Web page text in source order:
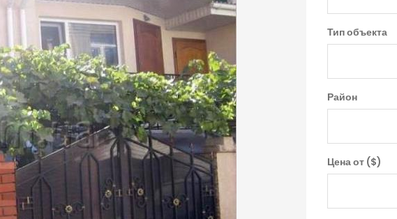
Тип объекта
Район
Цена от ($)